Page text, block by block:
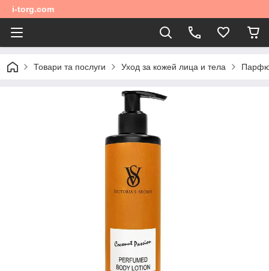
i-torg.com
Товари та послуги Уход за кожей лица и тела